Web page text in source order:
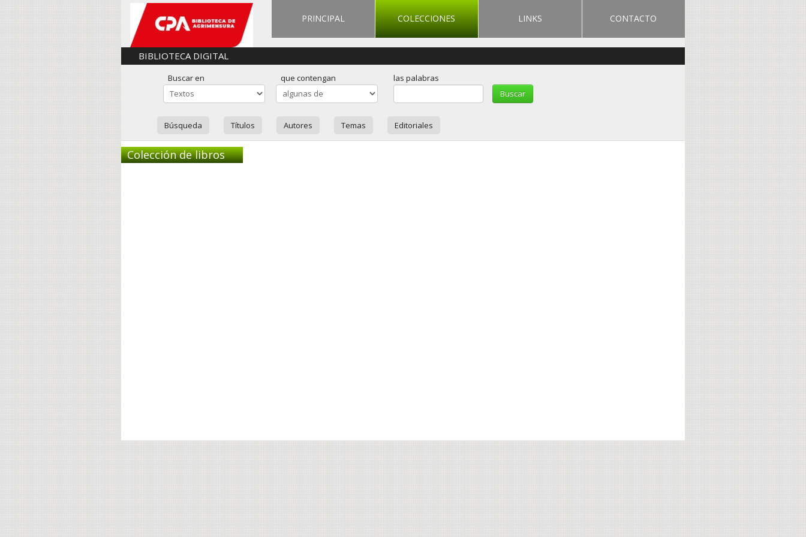
PRINCIPAL COLECCIONES LINKS CONTACTO
BIBLIOTECA DIGITAL
Buscar en que contengan las palabras
Búsqueda Títulos Autores Temas Editoriales
Colección de libros